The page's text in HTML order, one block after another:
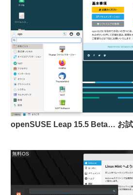
openSUSE Leap 15.5 Beta… お試
無料OS